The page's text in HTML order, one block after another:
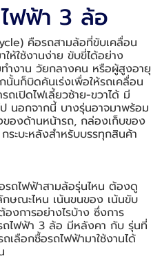
ฟฟ้า 3 ล้อ
คือรถสามล้อที่ขับเคลื่อน
ห้ใช้งานง่าย ขับขี่ได้อย่าง
ำงาน วัยกลางคน หรือผู้สูงอายุ
นก็บิดคันเร่งเพื่อให้รถเคลื่อน
เปิดไฟเลี้ยวซ้าย-ขวาได้ มี
ป นอกจากนี้ บางรุ่นอาจมาพร้อม
ของด้านหน้ารถ, กล่องเก็บของ
ระบะหลังสำหรับบรรทุกสินค้า
รถไฟฟ้าสามล้อรุ่นไหน ต้องดู
กษณะไหน เน้นขนของ เน้นขับ
งการอย่างไรบ้าง ซึ่งการ
ถไฟฟ้า 3 ล้อ มีหลังคา กับ รุ่นที่
เลือกซื้อรถไฟฟ้ามาใช้งานได้